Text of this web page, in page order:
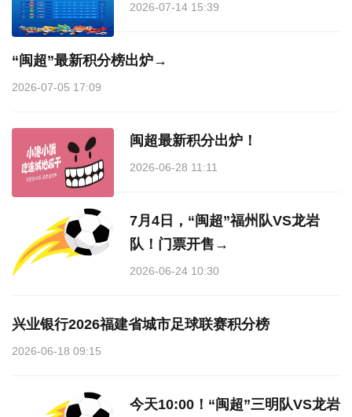
2026-07-14 15:39
“闽超”最新积分榜出炉→
2026-07-05 17:09
闽超最新积分出炉！
2026-06-28 11:11
7月4日，“闽超”福州队VS龙岩
队！门票开售→
2026-06-24 10:30
兴业银行2026福建省城市足球联赛积分榜
2026-06-18 09:15
今天10:00！“闽超”三明队VS龙岩